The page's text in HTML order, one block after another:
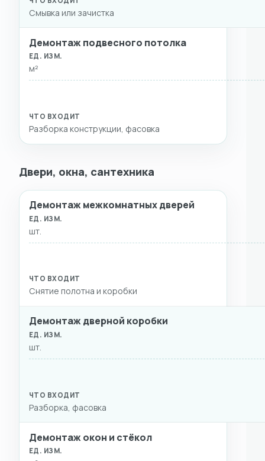
Смывка или зачистка
Демонтаж подвесного потолка
м²
Разборка конструкции, фасовка
Двери, окна, сантехника
ВИД РАБОТ ЕД. ИЗМ. СТОИМОСТЬ
Демонтаж межкомнатных дверей
шт.
Снятие полотна и коробки
Демонтаж дверной коробки
шт.
Разборка, фасовка
Демонтаж окон и стёкол